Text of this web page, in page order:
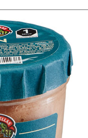
Radisson Dubonnet
SudHeroJolca Lolea
Miró NozecoOrtiz
Prado Vega
Ramón